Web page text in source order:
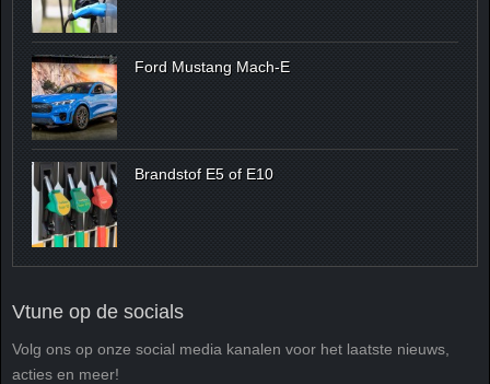
Ford Mustang Mach-E
Brandstof E5 of E10
Vtune op de socials
Volg ons op onze social media kanalen voor het laatste nieuws,
acties en meer!